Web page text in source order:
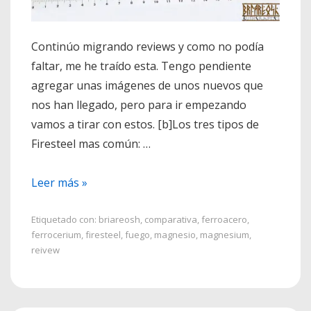
Continúo migrando reviews y como no podía
faltar, me he traído esta. Tengo pendiente
agregar unas imágenes de unos nuevos que
nos han llegado, pero para ir empezando
vamos a tirar con estos. [b]Los tres tipos de
Firesteel mas común: …
Review
Os
traemos
Leer más »
Etiquetado con: briareosh, comparativa, ferroacero,
ferrocerium, firesteel, fuego, magnesio, magnesium,
reivew